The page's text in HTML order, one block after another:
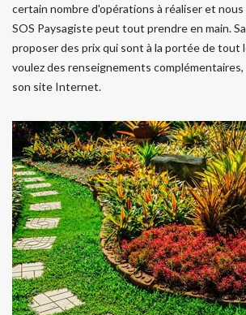
certain nombre d'opérations à réaliser et
SOS Paysagiste peut tout prendre en main.
proposer des prix qui sont à la portée de tout
voulez des renseignements
son site Internet.